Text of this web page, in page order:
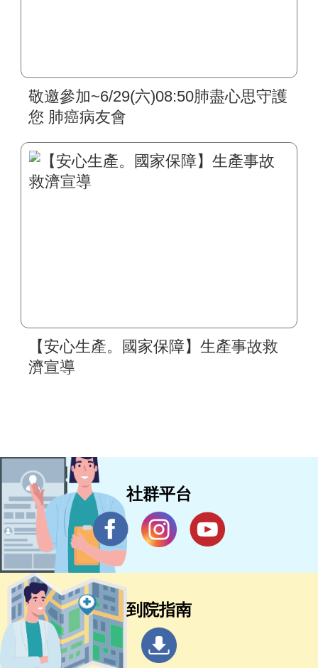
敬邀參加~6/29(六)08:50肺盡心思守護
您 肺癌病友會
【安心生產。國家保障】生產事故救
濟宣導
社群平台
到院指南